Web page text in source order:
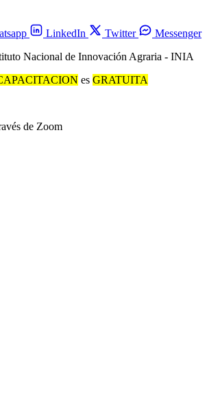
LinkedIn Twitter
Messenger
Nacional de Innovación Agraria - INIA
es GRATUITA
de Zoom